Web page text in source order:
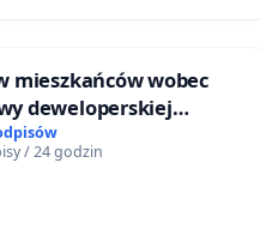
mieszkańców wobec
deweloperskiej
zielonych w rejonie
Straceńskich w Bielsku-
/ 24 godzin